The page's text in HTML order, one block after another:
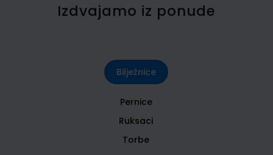
Izdvajamo iz ponude
Bilježnice
Pernice
Ruksaci
Torbe